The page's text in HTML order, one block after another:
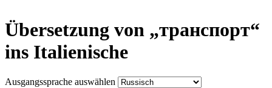
Übersetzung von „транспорт“
ins Italienische
Ausgangssprache auswählen